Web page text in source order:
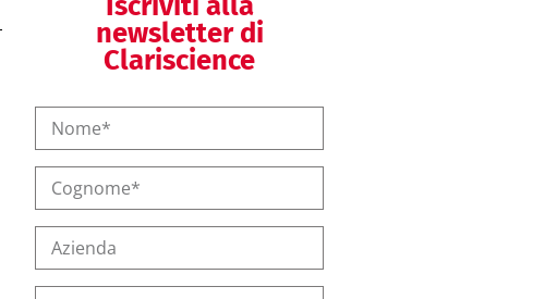
newsletter di
Clariscience